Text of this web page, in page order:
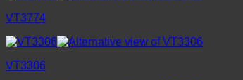
VT3774
VT3306